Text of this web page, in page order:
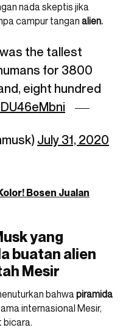
nada skeptis jika
campur tangan alien.
the tallest
for 3800
eight hundred
July 31, 2020
Bosen Jualan
yang
buatan alien
Mesir
bahwapiramida
internasional Mesir,
bicara.